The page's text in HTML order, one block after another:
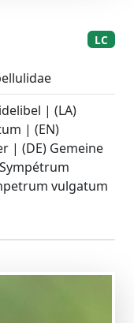
LC
| (LA)
| (EN)
| (DE) Gemeine
vulgatum